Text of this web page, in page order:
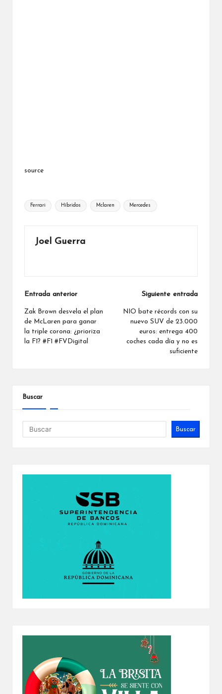
source
Etiquetas:
Ferrari Híbridos Mclaren Mercedes
Joel Guerra
Navegación
de
entradas
Entrada anterior
Zak Brown desvela el plan
de McLaren para ganar
la triple corona: ¿prioriza
la F1? #F1 #FVDigital
Siguiente entrada
NIO bate récords con su
nuevo SUV de 23.000
euros: entrega 400
coches cada día y no es
suficiente
Buscar
Buscar